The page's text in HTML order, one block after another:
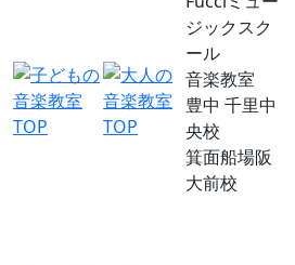
ジックスク
ール
音楽教室
豊中 千里中
央校
箕面船場阪
大前校